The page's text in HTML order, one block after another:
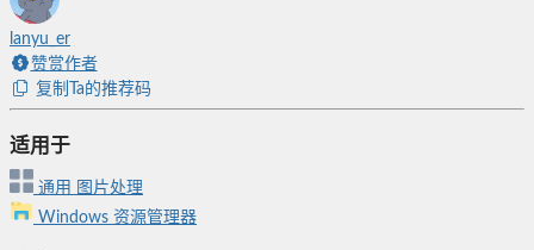
lanyu_er
赞赏作者
复制Ta的推荐码
适用于
通用 图片处理
Windows 资源管理器